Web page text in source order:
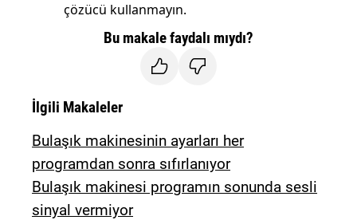
çözücü kullanmayın.
Bu makale faydalı mıydı?
İlgili Makaleler
Bulaşık makinesinin ayarları her
programdan sonra sıfırlanıyor
Bulaşık makinesi programın sonunda sesli
sinyal vermiyor